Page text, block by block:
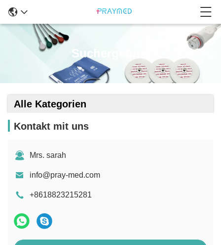
Suchergebnis
Alle Kategorien
Kontakt mit uns
Mrs. sarah
info@pray-med.com
+8618823215281